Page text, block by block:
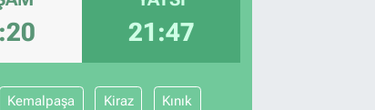
21:47
Kemalpaşa Kiraz Kınık